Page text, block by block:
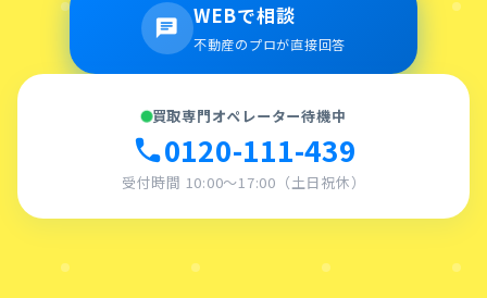
chat WEBで相談
不動産のプロが直接回答
買取専門オペレーター待機中
call0120-111-439
受付時間 10:00〜17:00（土日祝休）